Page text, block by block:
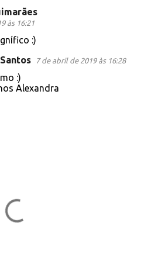
às 16:21
:)
7 de abril de 2019 às 16:28
:)
Alexandra